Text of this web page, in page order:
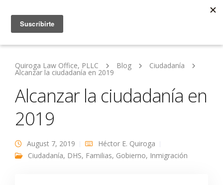
Quiroga Law Office, PLLC Blog Ciudadanía
Alcanzar la ciudadanía en 2019
Alcanzar la ciudadanía en
2019
August 7, 2019
Héctor E. Quiroga
Ciudadanía, DHS, Familias, Gobierno, Inmigración